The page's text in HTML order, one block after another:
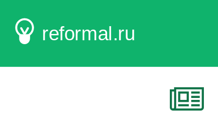
reformal.ru